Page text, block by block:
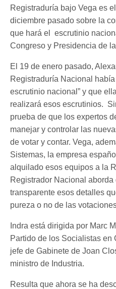
Registraduría bajo Vega es
diciembre pasado sobre la
que hará el escrutinio
Congreso y Presidencia de
El 19 de enero pasado,
Registraduría Nacional
escrutinio nacional” y que
realizará esos escrutinios.
prueba de que los expertos
manejar y controlar las
de votar y contar. Vega,
Sistemas, la empresa
alquilado esos equipos a la
Registrador Nacional aborda
transparente esos detalles
pureza o no de las
Indra está dirigida por Marc
Partido de los Socialistas en
jefe de Gabinete de Joan
ministro de Industria.
Resulta que ahora se ha